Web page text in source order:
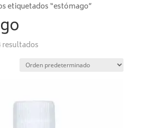
etiquetados “estómago”